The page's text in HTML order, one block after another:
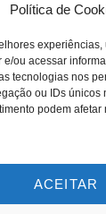
Política de
ou acessar
tecnologias nos
ou IDs únicos
podem
ACEITAR